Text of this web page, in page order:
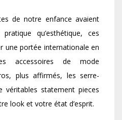
de notre enfance avaient
qu’esthétique, ces
une portée internationale en
accessoires de mode
plus affirmés, les serre-
véritables statement pieces
look et votre état d’esprit.